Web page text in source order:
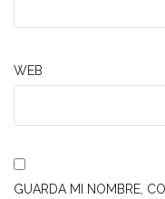
WEB
GUARDA MI NOMBRE,